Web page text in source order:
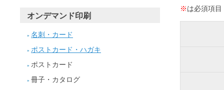
※は必須項目
オンデマンド印刷
» 名刺・カード
» ポストカード・ハガキ
» ポストカード
» 冊子・カタログ